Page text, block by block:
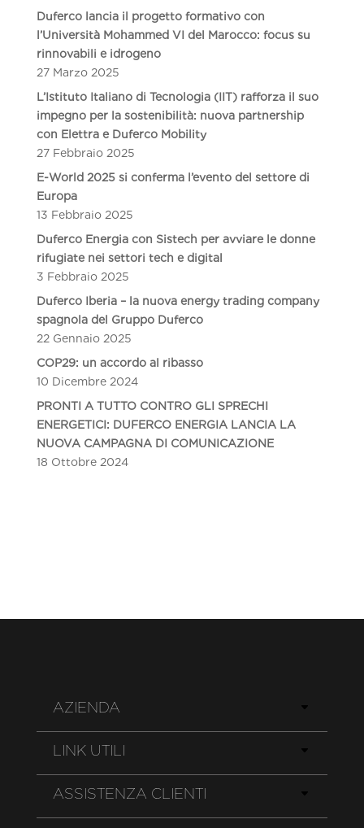
Duferco lancia il progetto formativo con
l’Università Mohammed VI del Marocco: focus su
rinnovabili e idrogeno
27 Marzo 2025
L’Istituto Italiano di Tecnologia (IIT) rafforza il suo
impegno per la sostenibilità: nuova partnership
con Elettra e Duferco Mobility
27 Febbraio 2025
E-World 2025 si conferma l’evento del settore di
Europa
13 Febbraio 2025
Duferco Energia con Sistech per avviare le donne
rifugiate nei settori tech e digital
3 Febbraio 2025
Duferco Iberia – la nuova energy trading company
spagnola del Gruppo Duferco
22 Gennaio 2025
COP29: un accordo al ribasso
10 Dicembre 2024
PRONTI A TUTTO CONTRO GLI SPRECHI
ENERGETICI: DUFERCO ENERGIA LANCIA LA
NUOVA CAMPAGNA DI COMUNICAZIONE
18 Ottobre 2024
AZIENDA
LINK UTILI
ASSISTENZA CLIENTI